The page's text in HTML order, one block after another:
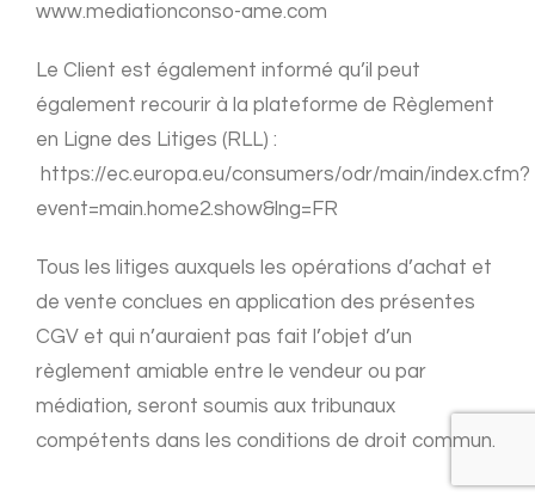
www.mediationconso-ame.com
Le Client est également informé qu’il peut
également recourir à la plateforme de Règlement
en Ligne des Litiges (RLL) :
https://ec.europa.eu/consumers/odr/main/index.cfm?
event=main.home2.show&lng=FR
Tous les litiges auxquels les opérations d’achat et
de vente conclues en application des présentes
CGV et qui n’auraient pas fait l’objet d’un
règlement amiable entre le vendeur ou par
médiation, seront soumis aux tribunaux
compétents dans les conditions de droit commun.